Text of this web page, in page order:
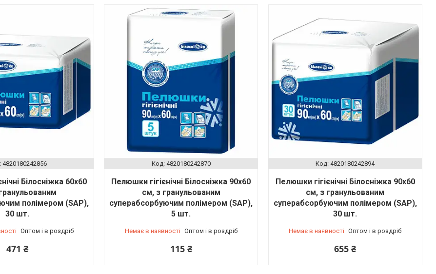
4820180242856
Білосніжка 60х60
полімером (SAP),
30 шт.
Оптом і в роздріб
471 ₴
4820180242870
Пелюшки гігієнічні Білосніжка 90х60
см, з гранульованим
суперабсорбуючим полімером (SAP),
5 шт.
Немає в наявності Оптом і в роздріб
115 ₴
4820180242894
Пелюшки гігієнічні Білосніжка 90х60
см, з гранульованим
суперабсорбуючим полімером (SAP),
30 шт.
Немає в наявності Оптом і в роздріб
655 ₴